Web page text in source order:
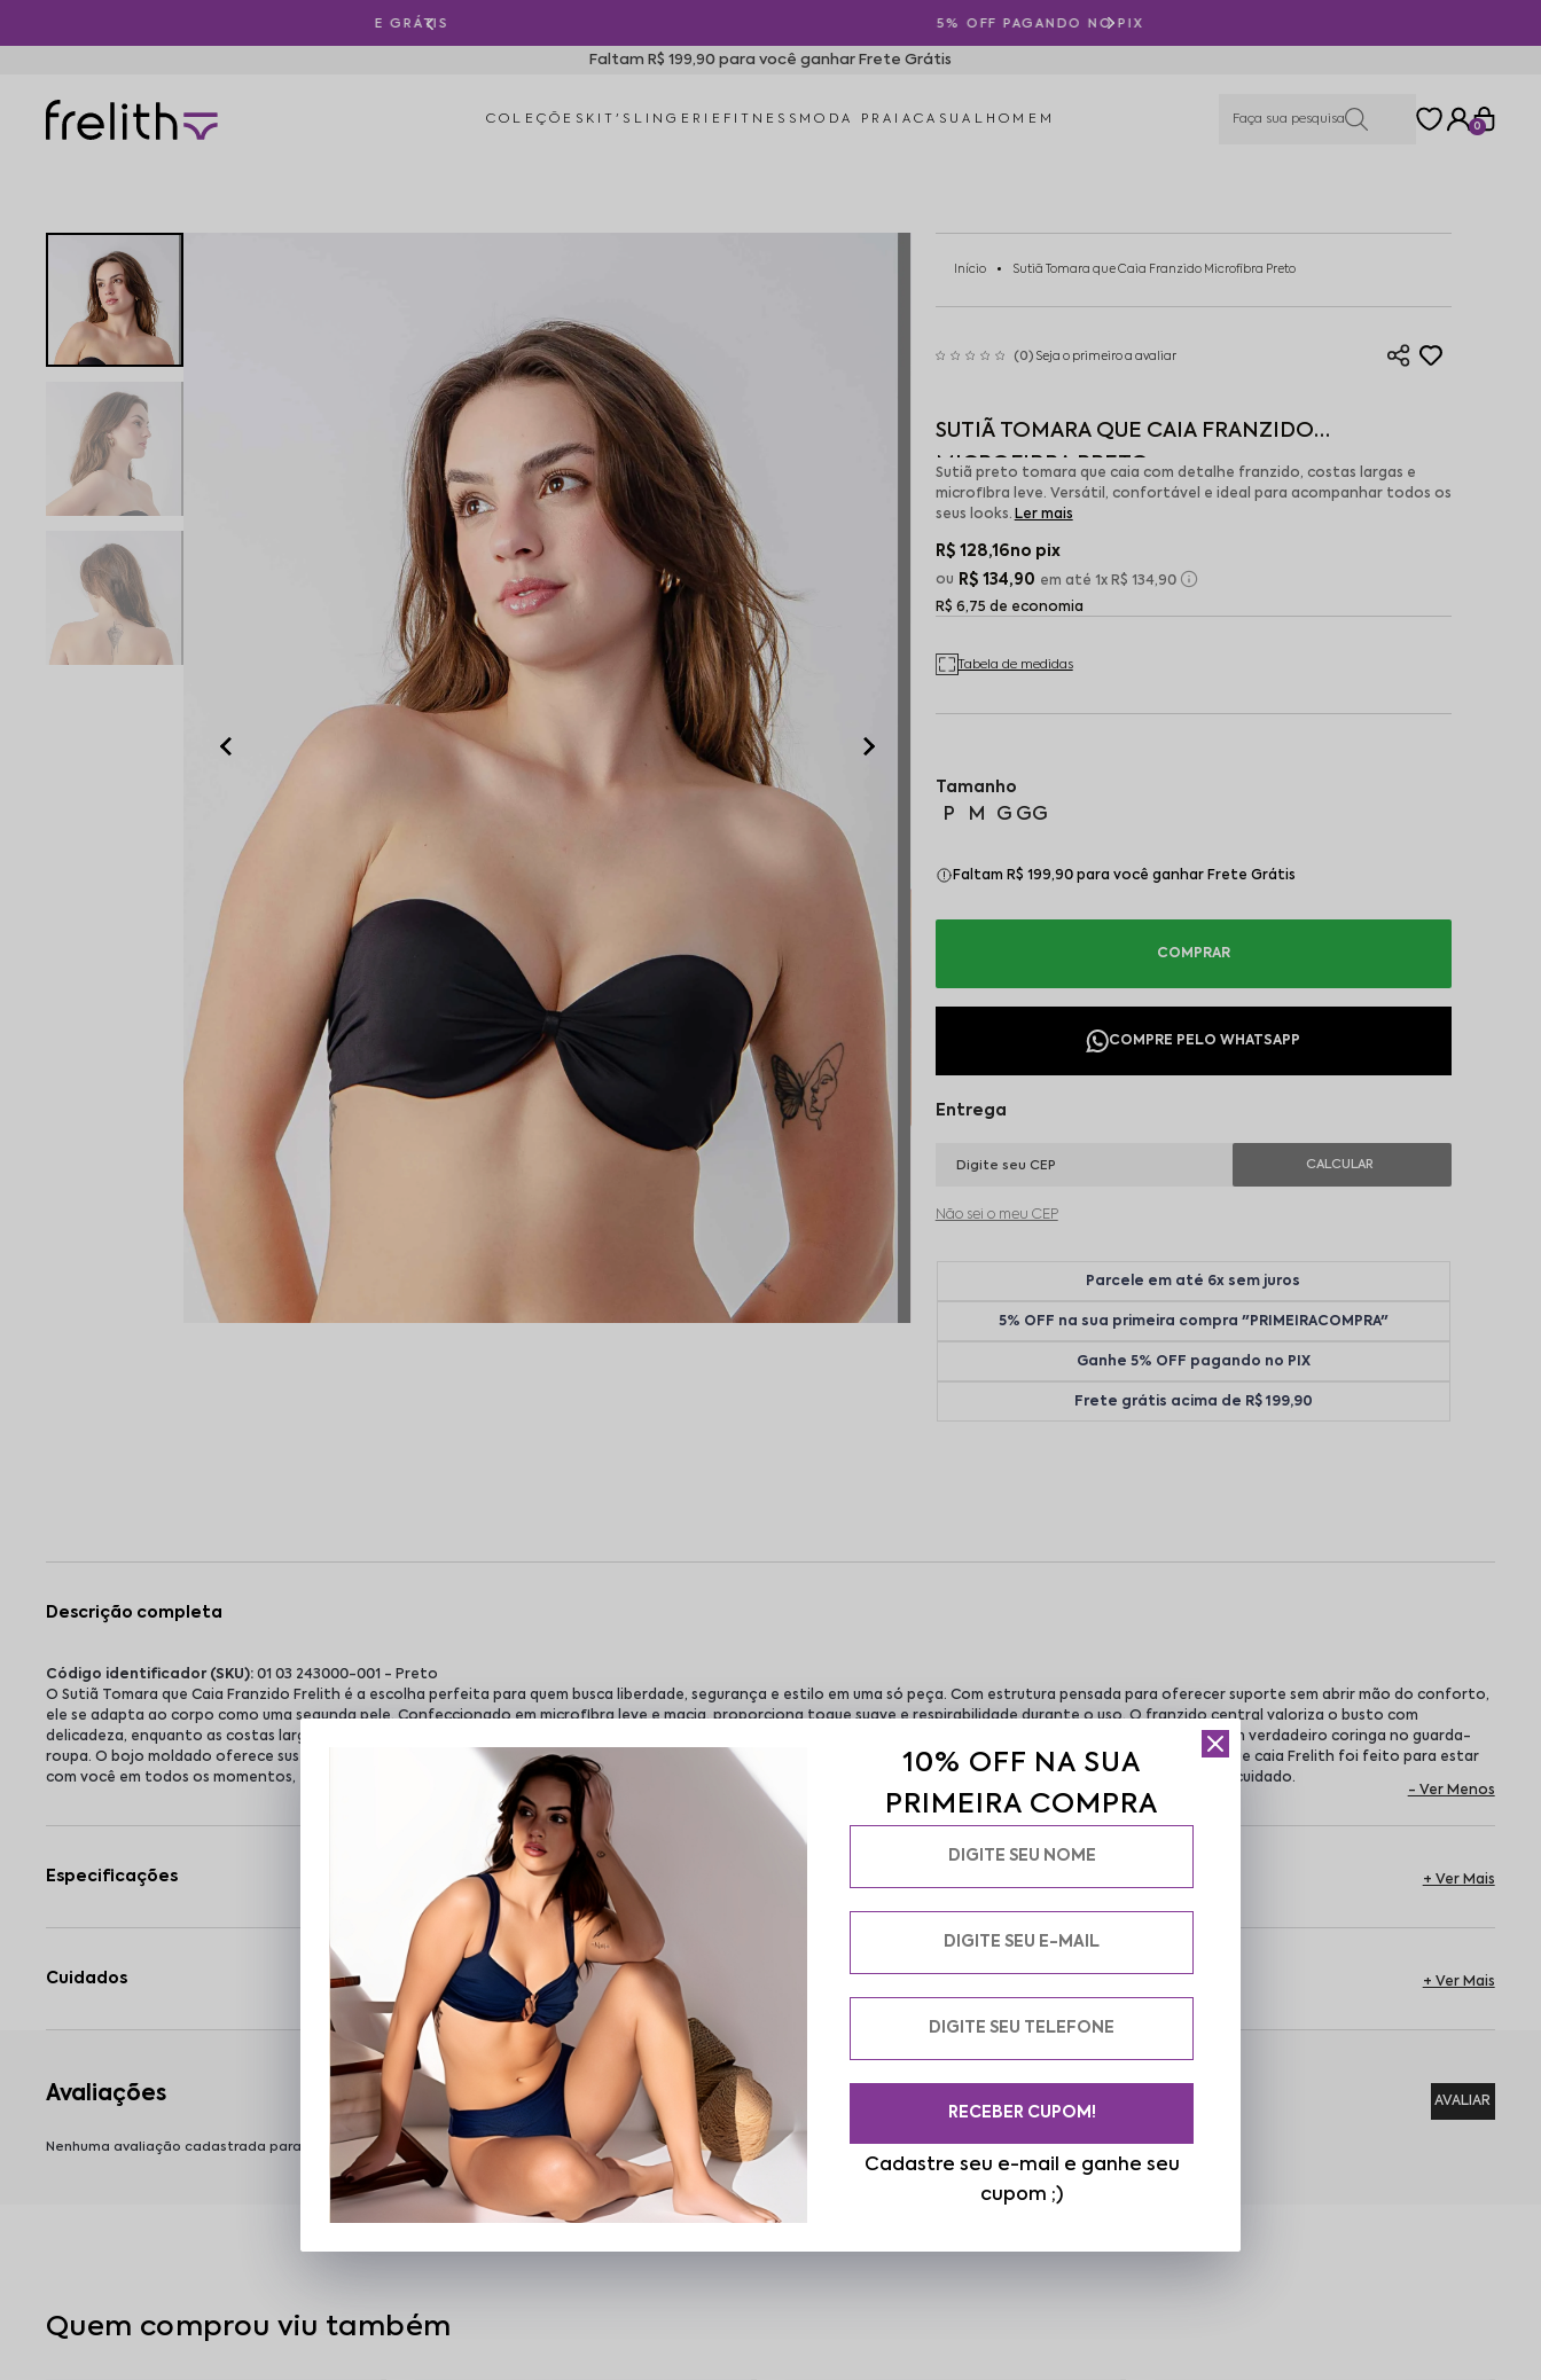
Faltam R$ 199,90 para você ganhar Frete Grátis
COLEÇÕES KIT'S LINGERIE FITNESS MODA PRAIACASUAL HOMEM
0
Início Sutiã Tomara que Caia Franzido Microfibra Preto
(0) Seja o primeiro a avaliar
SUTIÃ TOMARA QUE CAIA FRANZIDO
MICROFIBRA PRETO
Sutiã preto tomara que caia com detalhe franzido, costas largas e
microfibra leve. Versátil, confortável e ideal para acompanhar todos os
seus looks. Ler mais
R$ 128,16no pix
R$ 134,90
1x R$ 134,90
R$ 6,75 de economia
Tabela de medidas
P M G GG
Faltam R$ 199,90 para você ganhar Frete Grátis
Não sei o meu CEP
Parcele em até 6x sem juros
5% OFF na sua primeira compra "PRIMEIRACOMPRA"
Ganhe 5% OFF pagando no PIX
Frete grátis acima de R$ 199,90
Descrição completa
Código identificador (SKU): 01 03 243000-001 - Preto
O Sutiã Tomara que Caia Franzido Frelith é a escolha perfeita para quem busca liberdade, segurança e estilo em uma só peça. Com estrutura pensada para oferecer suporte sem abrir mão do conforto,
ele se adapta ao corpo como uma segunda pele. Confeccionado em microfibra leve e macia, proporciona toque suave e respirabilidade durante o uso. O franzido central valoriza o busto com
delicadeza, enquanto as costas largas garantem firmeza sem marcar ou incomodar. Ideal para combinar com peças de alça fina, decotes ou ombros à mostra, ele é um verdadeiro coringa no guarda-
roupa. O bojo moldado oferece sustentação com leveza, acompanhando seus movimentos com naturalidade. Seja para o dia a dia ou ocasiões especiais, o tomara que caia Frelith foi feito para estar
com você em todos os momentos, entregando conforto e confiança na medida certa. Sinta-se livre, bonita e segura. Com Frelith, vestir-se bem é um gesto de autocuidado.
Especificações
Cuidados
Nenhuma avaliação cadastrada para esse produto.
Quem comprou viu também
10% OFF NA SUA
PRIMEIRA COMPRA
Cadastre seu e-mail e ganhe seu
cupom ;)
RECEBER CUPOM!